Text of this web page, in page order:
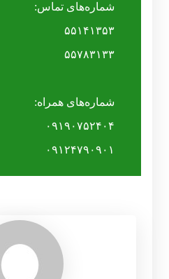
شماره‌های تماس:
۵۵۱۴۱۳۵۳
۵۵۷۸۳۱۳۳
شماره‌های همراه:
۰۹۱۹۰۷۵۲۴۰۴
۰۹۱۲۴۷۹۰۹۰۱